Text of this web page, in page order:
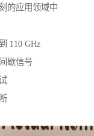
的应用领域中
110 GHz
歇信号